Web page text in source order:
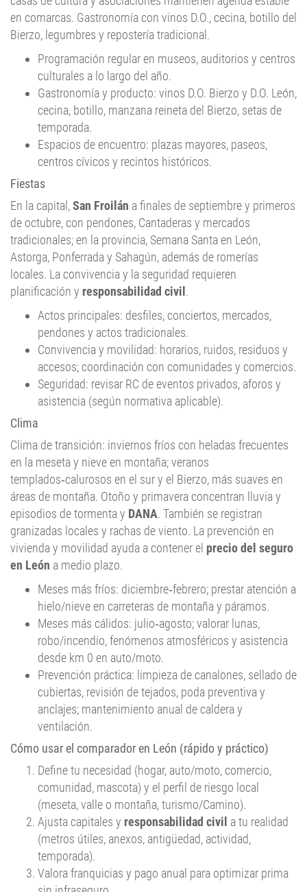
Bierzo, legumbres y repostería tradicional.
Programación regular en museos, auditorios y centros
culturales a lo largo del año.
Gastronomía y producto: vinos D.O. Bierzo y D.O. León,
cecina, botillo, manzana reineta del Bierzo, setas de
temporada.
Espacios de encuentro: plazas mayores, paseos,
centros cívicos y recintos históricos.
Fiestas
En la capital,
de octubre, con pendones, Cantaderas y mercados
tradicionales; en la provincia, Semana Santa en León,
Astorga, Ponferrada y Sahagún, además de romerías
locales. La convivencia y la seguridad requieren
planificación yresponsabilidad civil.
Actos principales: desfiles, conciertos, mercados,
pendones y actos tradicionales.
Convivencia y movilidad: horarios, ruidos, residuos y
accesos; coordinación con comunidades y comercios.
Seguridad: revisar RC de eventos privados, aforos y
asistencia (según normativa aplicable).
Clima de transición: inviernos fríos con heladas frecuentes
en la meseta y nieve en montaña; veranos
templados‑calurosos en el sur y el Bierzo, más suaves en
áreas de montaña. Otoño y primavera concentran lluvia y
episodios de tormenta yDANA. También se registran
granizadas locales y rachas de viento. La prevención en
vivienda y movilidad ayuda a contener el precio del seguro
en León a medio plazo.
Meses más fríos: diciembre‑febrero; prestar atención a
hielo/nieve en carreteras de montaña y páramos.
Meses más cálidos: julio‑agosto; valorar lunas,
robo/incendio, fenómenos atmosféricos y asistencia
desde km 0 en auto/moto.
Prevención práctica: limpieza de canalones, sellado de
cubiertas, revisión de tejados, poda preventiva y
anclajes; mantenimiento anual de caldera y
ventilación.
Cómo usar el comparador en León (rápido y práctico)
Define tu necesidad (hogar, auto/moto, comercio,
comunidad, mascota) y el perfil de riesgo local
(meseta, valle o montaña, turismo/Camino).
Ajusta capitales yresponsabilidad civila tu realidad
(metros útiles, anexos, antigüedad, actividad,
temporada).
Valora franquicias y pago anual para optimizar prima
sin infraseguro.
Compara coberturas clave: agua, fenómenos